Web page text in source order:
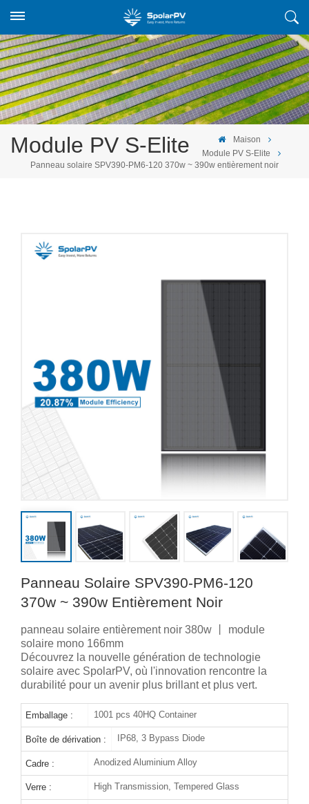
Module PV S-Elite
Maison
Module PV S-Elite
Panneau solaire SPV390-PM6-120 370w ~ 390w entièrement noir
Panneau Solaire SPV390-PM6-120
370w ~ 390w Entièrement Noir
panneau solaire entièrement noir 380w 丨 module
solaire mono 166mm
Découvrez la nouvelle génération de technologie
solaire avec SpolarPV, où l'innovation rencontre la
durabilité pour un avenir plus brillant et plus vert.
Emballage : 1001 pcs 40HQ Container
Boîte de dérivation : IP68, 3 Bypass Diode
Cadre : Anodized Aluminium Alloy
Verre : High Transmission, Tempered Glass